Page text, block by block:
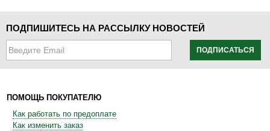
ПОДПИШИТЕСЬ НА РАССЫЛКУ НОВОСТЕЙ
ПОДПИСАТЬСЯ
ПОМОЩЬ ПОКУПАТЕЛЮ
Как работать по предоплате
Как изменить заказ